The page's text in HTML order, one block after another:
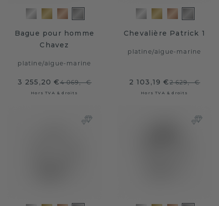
Bague pour homme
Chavez
platine/aigue-marine
3 255,20 €4 069,- €
Hors TVA & droits
Chevalière Patrick 1
platine/aigue-marine
2 103,19 €2 629,- €
Hors TVA & droits